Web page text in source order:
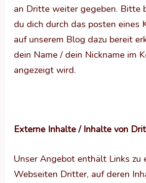
an Dritte weiter gegeben. Bitte
du dich durch das posten eines
auf unserem Blog dazu bereit
dein Name / dein Nickname im
angezeigt wird.
Externe Inhalte / Inhalte von
Unser Angebot enthält Links zu
Webseiten Dritter, auf deren